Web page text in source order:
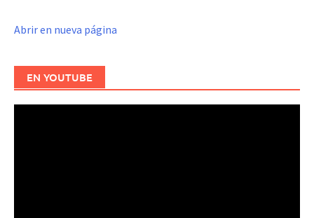
Abrir en nueva página
EN YOUTUBE